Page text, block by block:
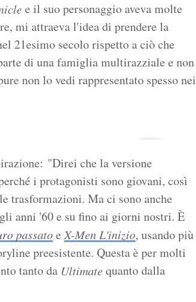
e il suo personaggio aveva molte
mi attraeva l'idea di prendere la
21esimo secolo rispetto a ciò che
di una famiglia multirazziale e non
non lo vedi rappresentato spesso nei
"Direi che la versione
i protagonisti sono giovani, così
trasformazioni. Ma ci sono anche
anni '60 e su fino ai giorni nostri. È
passatoeX-Men L'inizio, usando più
preesistente. Questa è per molti
tanto da Ultimate quanto dalla